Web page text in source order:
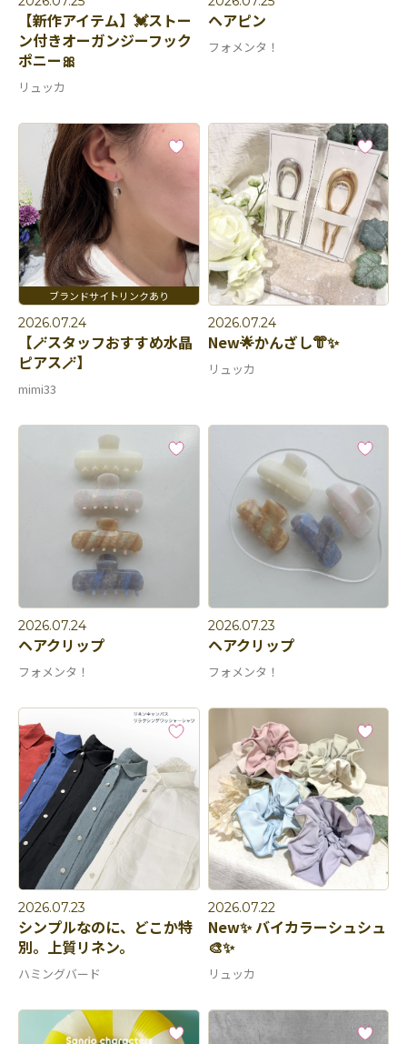
【新作アイテム】💓ストー
ン付きオーガンジーフック
ポニー🎀
リュッカ
ヘアピン
フォメンタ！
2026.07.24
【🪄スタッフおすすめ水晶
ピアス🪄】
mimi33
2026.07.24
New🌟かんざし👘✨
リュッカ
2026.07.24
ヘアクリップ
フォメンタ！
2026.07.23
ヘアクリップ
フォメンタ！
2026.07.23
シンプルなのに、どこか特
別。上質リネン。
ハミングバード
2026.07.22
New✨ バイカラーシュシュ
🎨✨
リュッカ